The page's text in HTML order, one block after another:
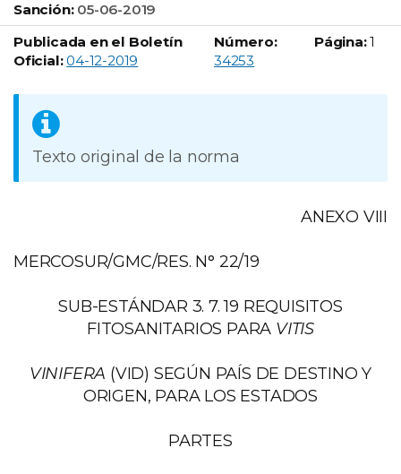
Sanción: 05-06-2019
Publicada en el Boletín
Oficial: 04-12-2019
Número:
Boletín Oficial número:
34253
Página: 1
Texto original de la norma
ANEXO VIII
MERCOSUR/GMC/RES. N° 22/19
SUB-ESTÁNDAR 3. 7. 19 REQUISITOS
FITOSANITARIOS PARA VITIS
VINIFERA (VID) SEGÚN PAÍS DE DESTINO Y
ORIGEN, PARA LOS ESTADOS
PARTES